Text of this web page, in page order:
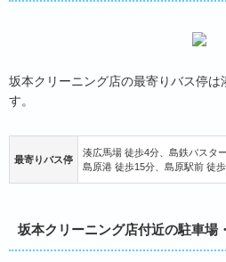
坂本クリーニング店の最寄りバス停
す。
最寄りバス停
湊広馬場 徒歩4分、島鉄バスタ
島原港 徒歩15分、島原駅前 徒
坂本クリーニング店付近の駐車場
駐車場
イオン
島原キングポート